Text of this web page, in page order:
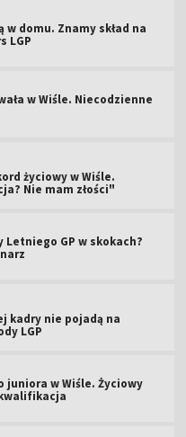
w domu. Znamy skład na
LGP
w Wiśle. Niecodzienne
życiowy w Wiśle.
Nie mam złości"
Letniego GP w skokach?
kadry nie pojadą na
LGP
juniora w Wiśle. Życiowy